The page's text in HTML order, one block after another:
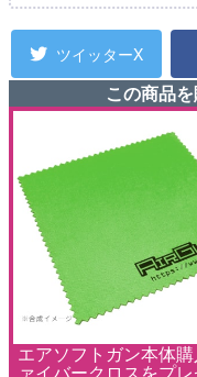
ツイッターX
この商品
エアソフトガン本体